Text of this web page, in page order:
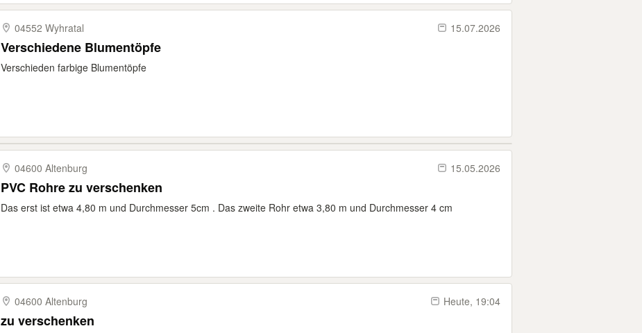
04552 Wyhratal 15.07.2026
Verschiedene Blumentöpfe
Verschieden farbige Blumentöpfe
04600 Altenburg 15.05.2026
PVC Rohre zu verschenken
Das erst ist etwa 4,80 m und Durchmesser 5cm . Das zweite Rohr etwa 3,80 m und Durchmesser 4 cm
04600 Altenburg Heute, 19:04
zu verschenken